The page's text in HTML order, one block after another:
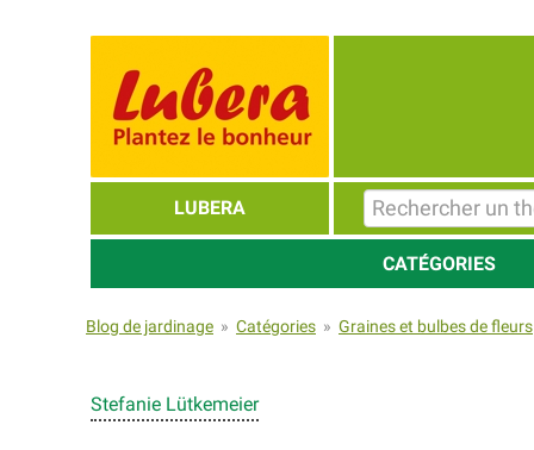
LUBERA
CATÉGORIES
Blog de jardinage » Catégories » Graines et bulbes de fleurs
Stefanie Lütkemeier